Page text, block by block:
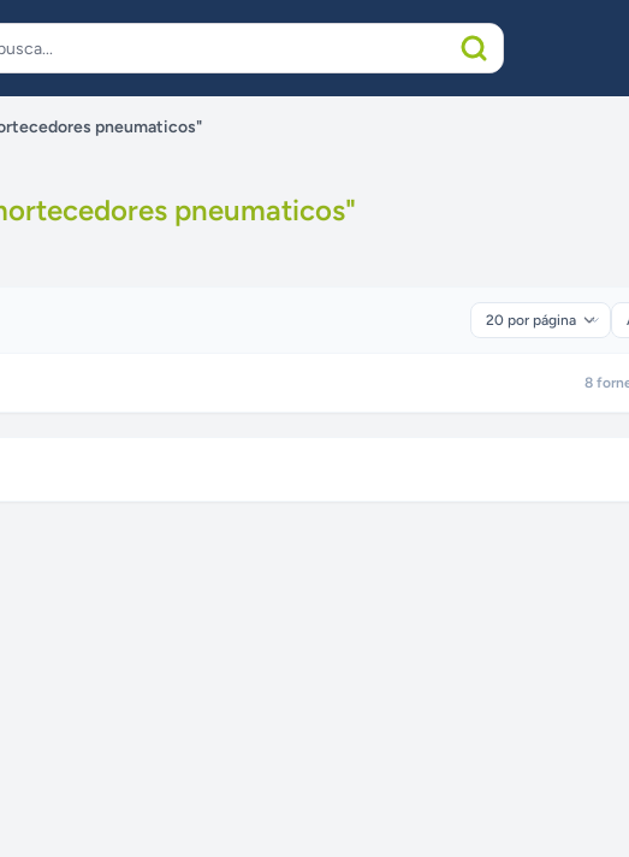
pneumaticos"
pneumaticos"
8